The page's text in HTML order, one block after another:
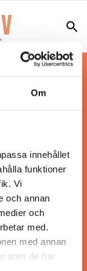
Om
innehållet
funktioner
Vi
och annan
och
med.
med annan
som de har